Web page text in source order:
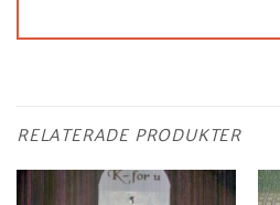
RELATERADE PRODUKTER